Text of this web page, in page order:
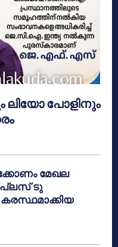
ലിയോ പോളിനും
മേഖല
പ്ലസ് ടു